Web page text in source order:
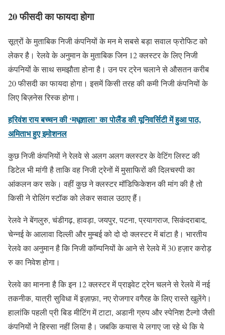
20 फीसदी का फायदा होगा
सूत्रों के मुताबिक निजी कंपनियों के मन मे सबसे बड़ा सवाल फ्रोफिट को
लेकर है। रेलवे के अनुमान के मुताबिक जिन 12 क्लस्टर के लिए निजी
कंपनियों के साथ समझौता होना है। उन पर ट्रेन चलाने से औसतन करीब
20 फीसदी का फायदा होगा। इसमें किसी तरह की कमी निजी कंपनियों के
लिए बिज़नेस रिस्क होगा।
हरिवंश राय बच्चन की ‘मधूशाला’ का पोलैंड की यूनिवर्सिटी में हुआ पाठ,
अमिताभ हुए इमोशनल
कुछ निजी कंपनियों ने रेलवे से अलग अलग क्लस्टर के वेटिंग लिस्ट की
डिटेल भी मांगी है ताकि वह निजी ट्रेनों में मुसाफिरों की दिलचस्पी का
आंकलन कर सके। वहीं कुछ ने क्लस्टर मॉडिफिकेशन की मांग की है तो
किसी ने रोलिंग स्टॉक को लेकर सवाल उठाए हैं।
रेलवे ने बेंगलुरु, चंडीगढ़, हावड़ा, जयपुर, पटना, प्रयागराज, सिकंदराबाद,
चेन्नई के आलावा दिल्ली और मुम्बई को दो दो क्लस्टर में बांटा है। भारतीय
रेलवे का अनुमान है कि निजी कॉम्पनियों के आने से रेलवे में 30 हज़ार करोड़
रु का निवेश होगा।
रेलवे का मानना है कि इन 12 क्लस्टर में प्राइवेट ट्रेन चलने से रेलवे में नई
तकनीक, यात्री सुविधा में इज़ाफ़ा, नए रोजगार वगैरह के लिए रास्ते खुलेंगे।
हालांकि पहली प्री बिड मीटिंग में टाटा, अडानी ग्रुप और स्पेनिश टैल्गो जैसी
कंपनियों ने हिस्सा नहीं लिया है। जबकि कयास ये लगाए जा रहे थे कि ये